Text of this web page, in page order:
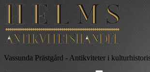
Vassunda Prästgård - Antikviteter i